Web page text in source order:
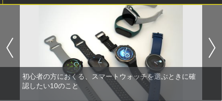
初心者の方におくる、スマートウォッチを選ぶときに確
認したい10のこと